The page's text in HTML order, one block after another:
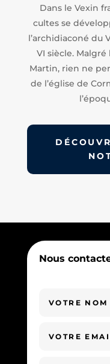
Dans le Vexin
cultes se
l’archidiaconé du
VI siècle.
Martin, rien ne
de l’église de
Nous